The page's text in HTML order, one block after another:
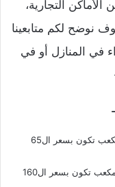
التجارية،
نوضح لكم متابعينا
شرائح المياه 2024 سواء في المنازل أو في
بداية من ال0 متر مكعب وحتي ال10 متر مكعب تكون بسعر ال65
بداية من ال11 متر مكعب وحتي ال20 متر مكعب تكون بسعر ال160